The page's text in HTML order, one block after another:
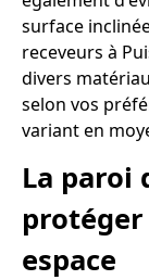
surface
receveurs à
divers
selon vos
variant en
La paroi
espace